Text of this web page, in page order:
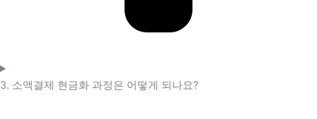
3. 소액결제 현금화 과정은 어떻게 되나요?